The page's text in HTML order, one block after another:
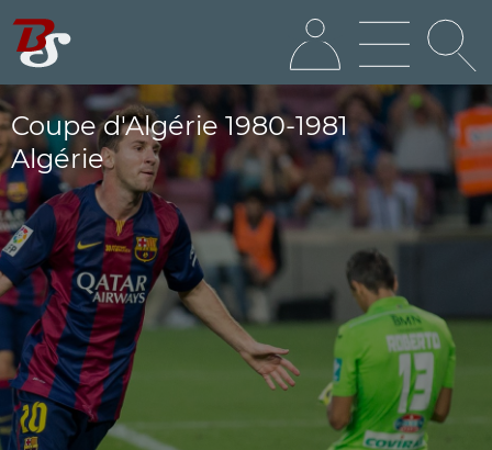
Coupe d'Algérie 1980-1981
Algérie